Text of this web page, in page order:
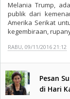
Melania Trump,
publik dari
Amerika Serikat
kegembiraan,
RABU, 09/11/2016 21:12
Pesan
di Hari